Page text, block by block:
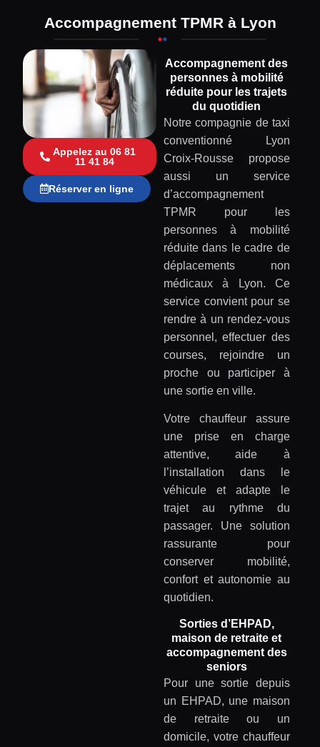
Accompagnement TPMR à Lyon
Appelez au 06 81
11 41 84
Réserver en ligne
Accompagnement des
personnes à mobilité
réduite pour les trajets
du quotidien
Notre compagnie de taxi
conventionné Lyon
Croix-Rousse propose
aussi un service
d’accompagnement
TPMR pour les
personnes à mobilité
réduite dans le cadre de
déplacements non
médicaux à Lyon. Ce
service convient pour se
rendre à un rendez-vous
personnel, effectuer des
courses, rejoindre un
proche ou participer à
une sortie en ville.
Votre chauffeur assure
une prise en charge
attentive, aide à
l’installation dans le
véhicule et adapte le
trajet au rythme du
passager. Une solution
rassurante pour
conserver mobilité,
confort et autonomie au
quotidien.
Sorties d’EHPAD,
maison de retraite et
accompagnement des
seniors
Pour une sortie depuis
un EHPAD, une maison
de retraite ou un
domicile, votre chauffeur